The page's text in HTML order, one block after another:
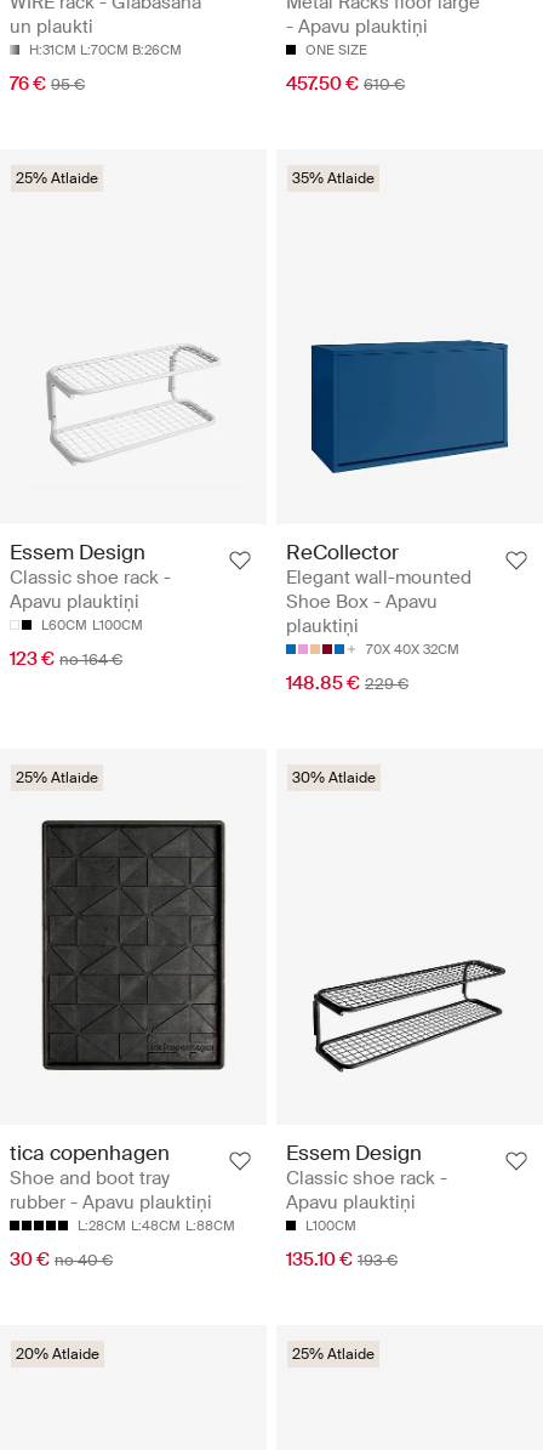
un plaukti
H:31CM L:70CM B:26CM
76 € 95 €
- Apavu plauktiņi
ONE SIZE
457.50 € 610 €
25% Atlaide
Essem Design
Classic shoe rack -
Apavu plauktiņi
L60CM L100CM
123 € no 164 €
35% Atlaide
ReCollector
Elegant wall-mounted
Shoe Box - Apavu
plauktiņi
70X 40X 32CM
148.85 € 229 €
25% Atlaide
tica copenhagen
Shoe and boot tray
rubber - Apavu plauktiņi
L:28CM L:48CM L:88CM
30 € no 40 €
30% Atlaide
Essem Design
Classic shoe rack -
Apavu plauktiņi
L100CM
135.10 € 193 €
20% Atlaide 25% Atlaide